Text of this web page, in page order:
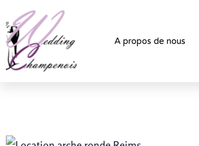
A propos de nous